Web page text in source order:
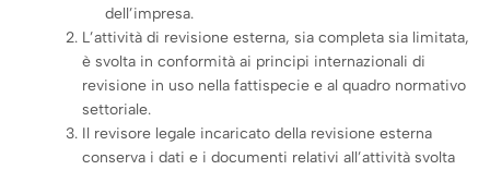
dell’impresa.
L’attività di revisione esterna, sia completa sia limitata,
è svolta in conformità ai principi internazionali di
revisione in uso nella fattispecie e al quadro normativo
settoriale.
Il revisore legale incaricato della revisione esterna
conserva i dati e i documenti relativi all’attività svolta